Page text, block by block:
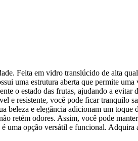
Feita em vidro translúcido de alta
uma estrutura aberta que permite
o estado das frutas, ajudando a
e resistente, você pode ficar tranquilo
e elegância adicionam um toque
retém odores. Assim, você pode
opção versátil e funcional. Adquira